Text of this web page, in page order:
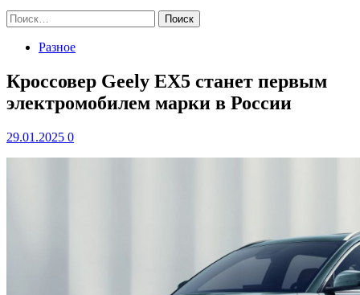
Найти:
Разное
Кроссовер Geely EX5 станет первым
электромобилем марки в России
29.01.2025 0